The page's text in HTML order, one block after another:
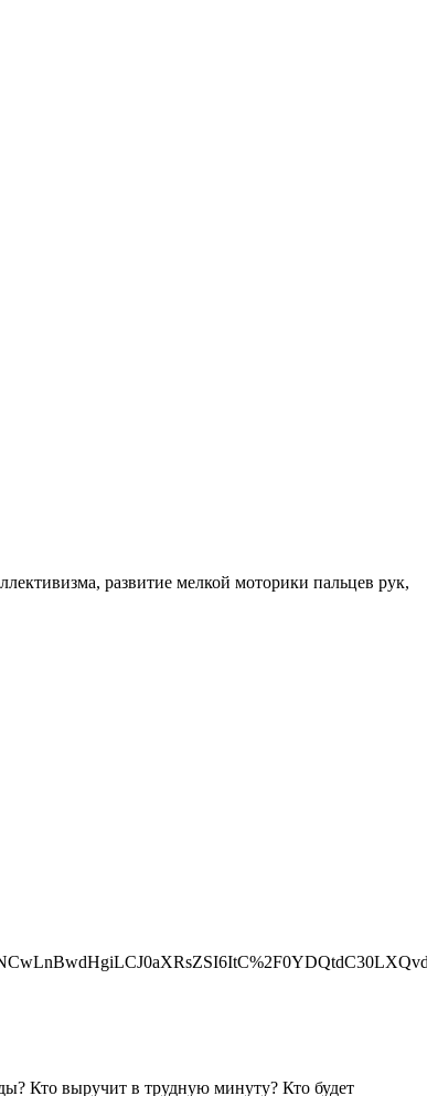
развитие мелкой моторики пальцев рук,
Кто выручит в трудную минуту? Кто будет